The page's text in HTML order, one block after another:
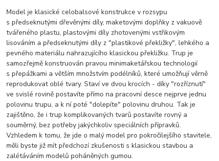
Model je klasické celobalsové konstrukce v rozsypu
s předseknutými dřevěnými díly, maketovými doplňky z vakuově
tvářeného plastu, plastovými díly zhotovenými vstřikovým
lisováním a předseknutými díly z "plastikové překližky", lehkého a
pevného materiálu nahrazujícího klasickou překližku. Trup je
samozřejmě konstruován pravou minimaketářskou technologií
s přepážkami a větším množstvím podélníků, které umožňují věrně
reprodukovat oblé tvary. Staví ve dvou krocích - díky "rozříznutí"
ve svislé rovině postavíte přímo na pracovní desce nejprve jednu
polovinu trupu, a k ní poté "dolepíte" polovinu druhou. Tak je
zajištěno, že i trup komplikovaných tvarů postavíte rovný a
souměrný, bez potřeby jakýchkoliv speciálních přípravků.
Vzhledem k tomu, že jde o malý model pro pokročilejšího stavitele,
měli byste již mít předchozí zkušenosti s klasickou stavbou a
zalétáváním modelů poháněných gumou.